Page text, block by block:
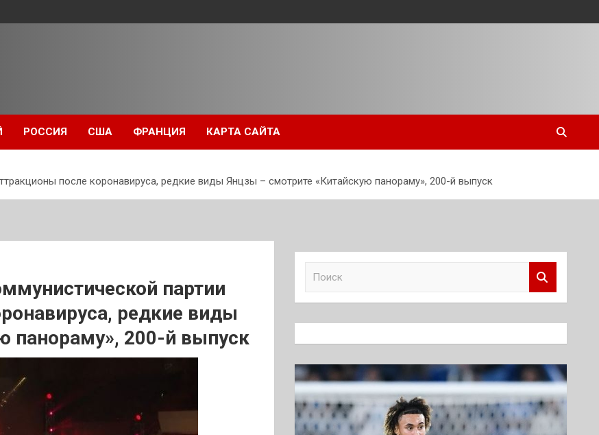
РОССИЯ США ФРАНЦИЯ КАРТА САЙТА
после коронавируса, редкие виды Янцзы – смотрите «Китайскую панораму», 200-й выпуск
партии
редкие виды
панораму», 200-й выпуск
к